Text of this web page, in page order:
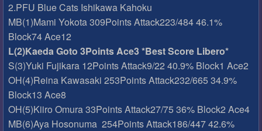
2.PFU Blue Cats Ishikawa Kahoku
MB(1)Mami Yokota 309Points Attack223/484 46.1%
Block74 Ace12
L(2)Kaeda Goto 3Points Ace3 *Best Score Libero*
S(3)Yuki Fujikara 12Points Attack9/22 40.9% Block1 Ace2
OH(4)Reina Kawasaki 253Points Attack232/665 34.9%
Block13 Ace8
OH(5)Kiiro Omura 33Points Attack27/75 36% Block2 Ace4
MB(6)Aya Hosonuma 254Points Attack186/447 42.6%